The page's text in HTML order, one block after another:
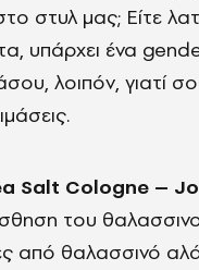
στυλ μας; Είτε
υπάρχει ένα
λοιπόν, γιατί
Salt Cologne –
του
από θαλασσινό